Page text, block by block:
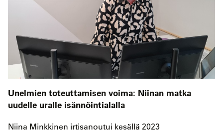
Unelmien toteuttamisen voima: Niinan matka
uudelle uralle isännöintialalla
Niina Minkkinen irtisanoutui kesällä 2023